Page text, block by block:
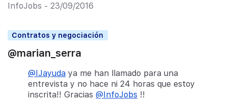
InfoJobs - 23/09/2016
Contratos y negociación
@marian_serra
@IJayuda ya me han llamado para una
entrevista y no hace ni 24 horas que estoy
inscrita!! Gracias @InfoJobs !!